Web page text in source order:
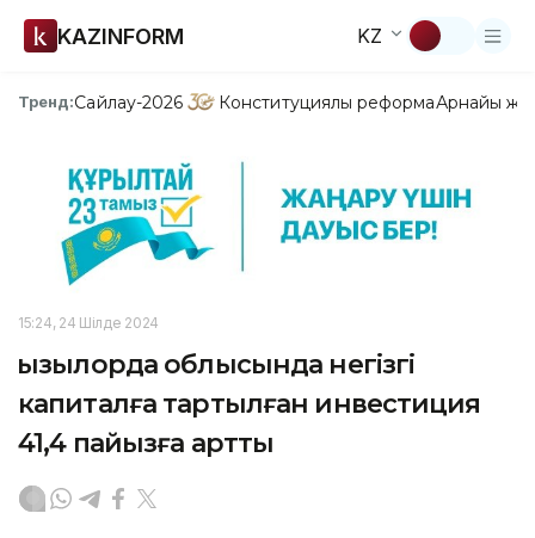
KAZINFORM KZ
Тренд:Сайлау-2026 Конституциялық реформаАрнайы
15:24, 24 Шілде 2024
Қызылорда облысында негізгі
капиталға тартылған инвестиция
41,4 пайызға артты